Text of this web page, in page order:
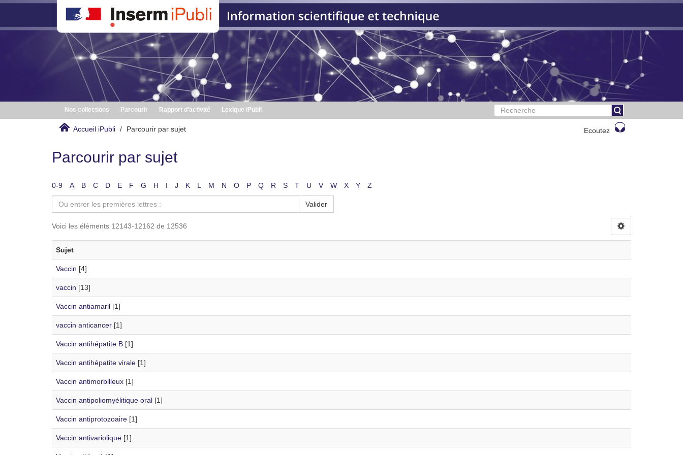
Nos collections Parcourir Rapport d'activité Lexique iPubli
Accueil iPubli Parcourir par sujet Ecoutez
Parcourir par sujet
0-9 A B C D E F G H I J K L M N O P Q R S T U V W X Y Z
Valider
Voici les éléments 12143-12162 de 12536
Sujet
Vaccin [4]
vaccin [13]
Vaccin antiamaril [1]
vaccin anticancer [1]
Vaccin antihépatite B [1]
Vaccin antihépatite virale [1]
Vaccin antimorbilleux [1]
Vaccin antipoliomyélitique oral [1]
Vaccin antiprotozoaire [1]
Vaccin antivariolique [1]